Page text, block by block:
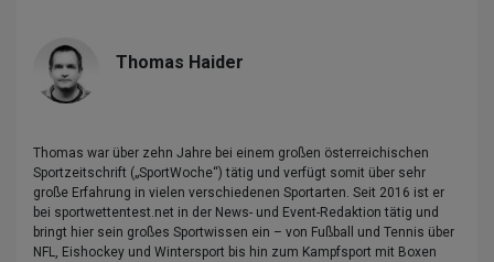
Thomas Haider
Thomas war über zehn Jahre bei einem großen österreichischen
Sportzeitschrift („SportWoche“) tätig und verfügt somit über sehr
große Erfahrung in vielen verschiedenen Sportarten. Seit 2016 ist er
bei sportwettentest.net in der News- und Event-Redaktion tätig und
bringt hier sein großes Sportwissen ein – von Fußball und Tennis über
NFL, Eishockey und Wintersport bis hin zum Kampfsport mit Boxen